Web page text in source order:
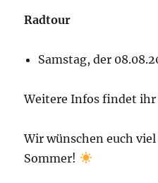
Radtour
Samstag, der
Weitere Infos findet ihr
Wir wünschen euch
Sommer!